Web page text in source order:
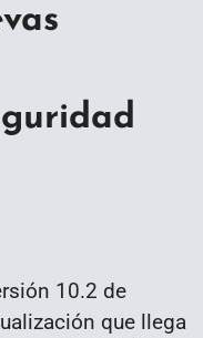
10.2 de
que llega